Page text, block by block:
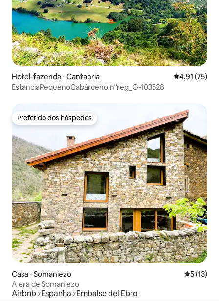
Hotel-fazenda ⋅ Cantabria 4,91 de uma
4,91 (75)
EstanciaPequenoCabárceno.n°reg_G-103528
Preferido dos hóspedes
Preferido dos hóspedes
Casa ⋅ Somaniezo 5 de uma
5 (13)
A era de Somaniezo
Airbnb Espanha Embalse del Ebro